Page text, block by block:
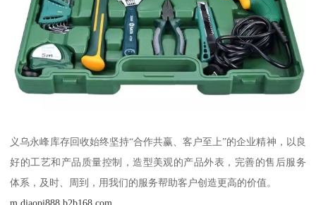
义乌永峰库存回收始终坚持“合作共赢、客户至上”的企业精神，以良
好的工艺和产品质量控制，造型美观的产品外表，完善的售后服务
体系，及时、周到，用我们的服务帮助客户创造更高的价值。